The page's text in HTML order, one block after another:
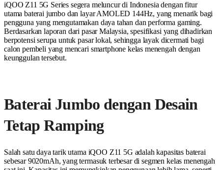
iQOO Z11 5G Series segera meluncur di Indonesia dengan fitur
utama baterai jumbo dan layar AMOLED 144Hz, yang menarik bagi
pengguna yang mengutamakan daya tahan dan performa gaming.
Berdasarkan laporan dari pasar Malaysia, spesifikasi yang dihadirkan
berpotensi serupa untuk pasar lokal, sehingga layak dicermati bagi
calon pembeli yang mencari smartphone kelas menengah dengan
keunggulan tersebut.
Baterai Jumbo dengan Desain
Tetap Ramping
Salah satu daya tarik utama iQOO Z11 5G adalah kapasitas baterai
sebesar 9020mAh, yang termasuk terbesar di segmen kelas menengah